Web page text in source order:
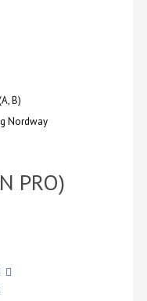
В)
Nordway
PRO)